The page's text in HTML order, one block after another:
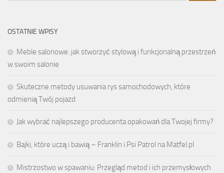
OSTATNIE WPISY
Meble salonowe: jak stworzyć stylową i funkcjonalną przestrzeń
w swoim salonie
Skuteczne metody usuwania rys samochodowych, które
odmienią Twój pojazd
Jak wybrać najlepszego producenta opakowań dla Twojej firmy?
Bajki, które uczą i bawią – Franklin i Psi Patrol na Matfel.pl
Mistrzostwo w spawaniu: Przegląd metod i ich przemysłowych